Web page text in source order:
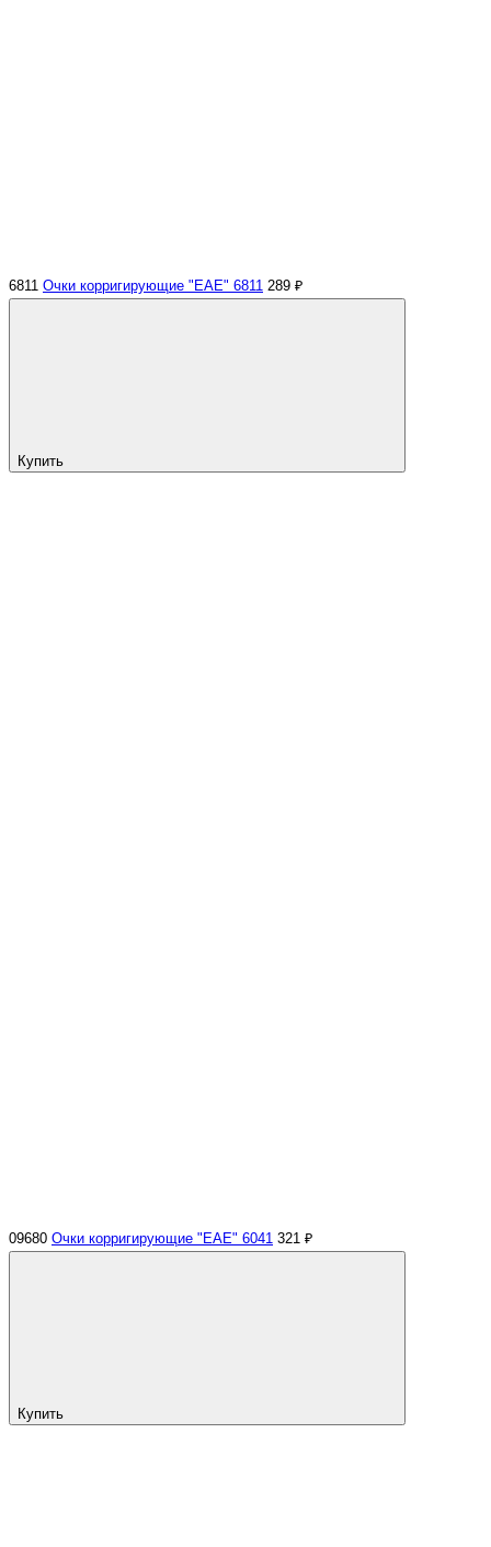
6811 Очки корригирующие "EAE" 6811 289 ₽
Купить
09680 Очки корригирующие "EAE" 6041 321 ₽
Купить